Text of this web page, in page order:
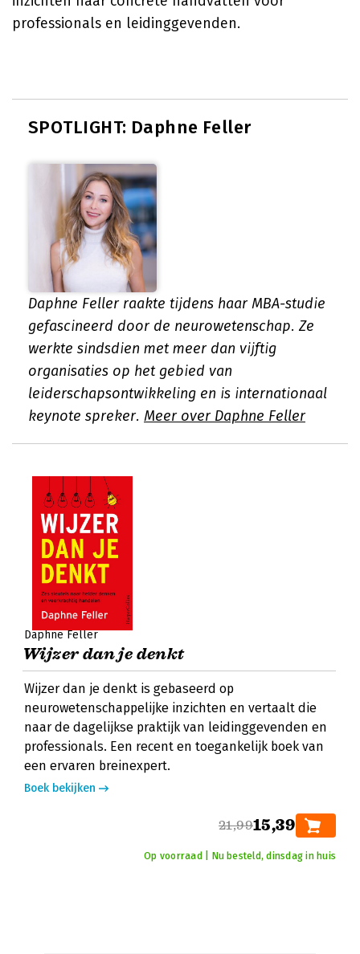
professionals en leidinggevenden.
SPOTLIGHT: Daphne Feller
Daphne Feller raakte tijdens haar MBA-studie
gefascineerd door de neurowetenschap. Ze
werkte sindsdien met meer dan vijftig
organisaties op het gebied van
leiderschapsontwikkeling en is internationaal
keynote spreker. Meer over Daphne Feller
Daphne Feller
Wijzer dan je denkt
Wijzer dan je denkt is gebaseerd op
neurowetenschappelijke inzichten en vertaalt die
naar de dagelijkse praktijk van leidinggevenden en
professionals. Een recent en toegankelijk boek van
een ervaren breinexpert.
Boek bekijken
21,9915,39
Op voorraad | Nu besteld, dinsdag in huis